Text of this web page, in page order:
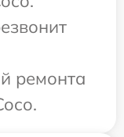
ремонта